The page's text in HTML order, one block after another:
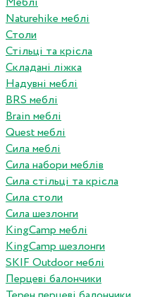
Naturehike меблі
Столи
Стільці та крісла
Складані ліжка
Надувні меблі
BRS меблі
Brain меблі
Quest меблі
Сила меблі
Сила набори меблів
Сила стільці та крісла
Сила столи
Сила шезлонги
KingCamp меблі
KingCamp шезлонги
SKIF Outdoor меблі
Перцеві балончики